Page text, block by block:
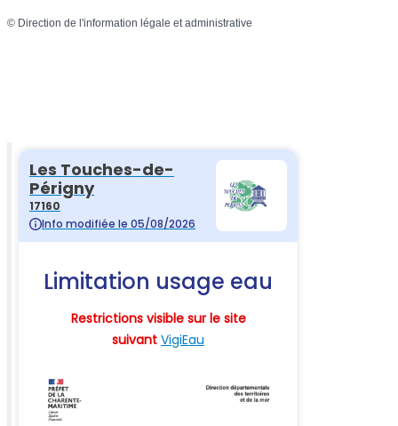
© Direction de l'information légale et administrative